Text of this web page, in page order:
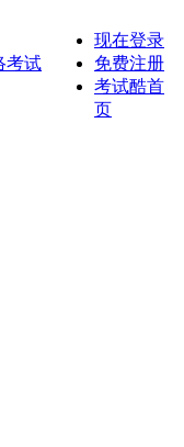
现在登录
免费注册
考试酷首
页